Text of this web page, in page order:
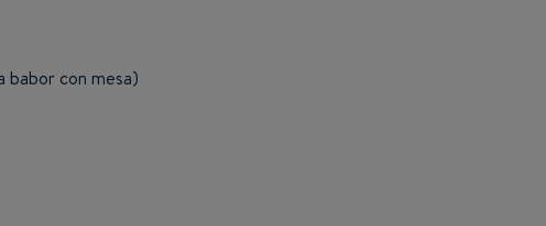
babor con mesa)